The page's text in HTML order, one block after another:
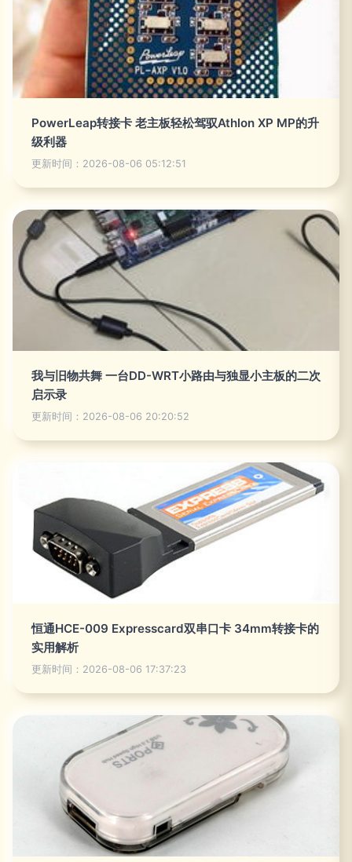
PowerLeap转接卡 老主板轻松驾驭Athlon XP MP的升
级利器
更新时间：2026-08-06 05:12:51
我与旧物共舞 一台DD-WRT小路由与独显小主板的二次
启示录
更新时间：2026-08-06 20:20:52
恒通HCE-009 Expresscard双串口卡 34mm转接卡的
实用解析
更新时间：2026-08-06 17:37:23